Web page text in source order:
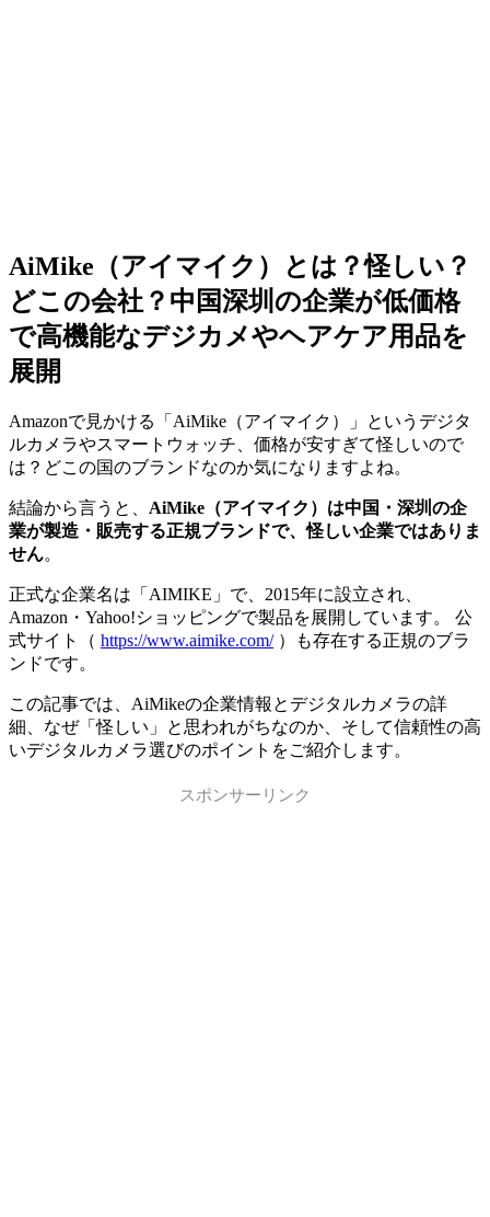
AiMike（アイマイク）とは？怪しい？
どこの会社？中国深圳の企業が低価格
で高機能なデジカメやヘアケア用品を
展開
Amazonで見かける「AiMike（アイマイク）」というデジタ
ルカメラやスマートウォッチ、価格が安すぎて怪しいので
は？どこの国のブランドなのか気になりますよね。
結論から言うと、 AiMike（アイマイク）は中国・深圳の企
業が製造・販売する正規ブランドで、怪しい企業ではありま
せん。
正式な企業名は「AIMIKE」で、2015年に設立され、
Amazon・Yahoo!ショッピングで製品を展開しています。 公
式サイト（ https://www.aimike.com/）も存在する正規のブラ
ンドです。
この記事では、AiMikeの企業情報とデジタルカメラの詳
細、なぜ「怪しい」と思われがちなのか、そして信頼性の高
いデジタルカメラ選びのポイントをご紹介します。
スポンサーリンク